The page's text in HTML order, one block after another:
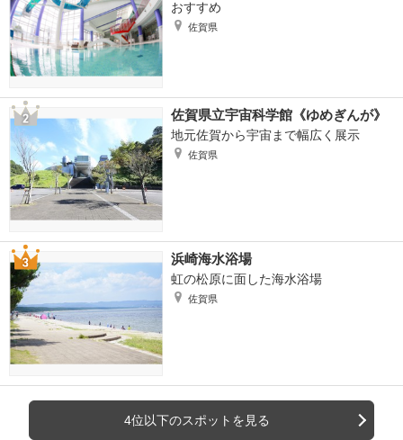
おすすめ
佐賀県
佐賀県立宇宙科学館《ゆめぎんが》
地元佐賀から宇宙まで幅広く展示
佐賀県
浜崎海水浴場
虹の松原に面した海水浴場
佐賀県
4位以下のスポットを見る